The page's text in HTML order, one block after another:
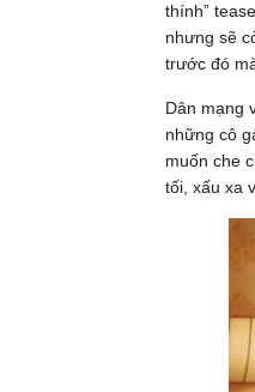
thính”
nhưng sẽ
trước đó
Dân mạng
những cô
muốn che
tối, xấu xa